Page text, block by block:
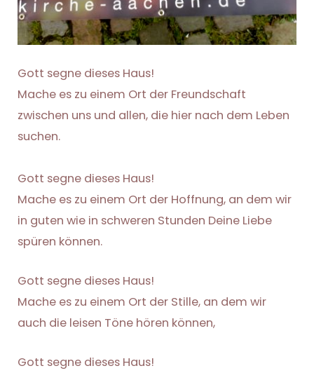
Gott segne dieses Haus!
Mache es zu einem Ort der Freundschaft
zwischen uns und allen, die hier nach dem Leben
suchen.
Gott segne dieses Haus!
Mache es zu einem Ort der Hoffnung, an dem wir
in guten wie in schweren Stunden Deine Liebe
spüren können.
Gott segne dieses Haus!
Mache es zu einem Ort der Stille, an dem wir
auch die leisen Töne hören können,
Gott segne dieses Haus!